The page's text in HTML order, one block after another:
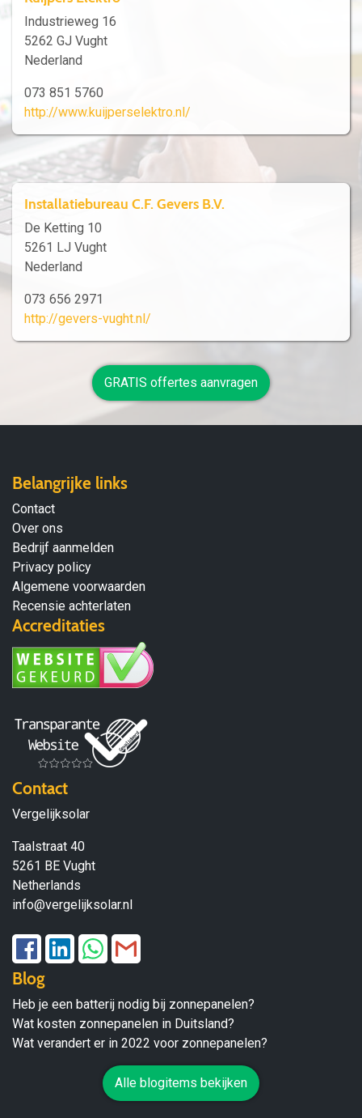
Industrieweg 16
5262 GJ Vught
Nederland
073 851 5760
http://www.kuijperselektro.nl/
Installatiebureau C.F. Gevers B.V.
De Ketting 10
5261 LJ Vught
Nederland
073 656 2971
http://gevers-vught.nl/
GRATIS offertes aanvragen
Belangrijke links
Contact
Over ons
Bedrijf aanmelden
Privacy policy
Algemene voorwaarden
Recensie achterlaten
Accreditaties
Contact
Vergelijksolar
Taalstraat 40
5261 BE Vught
Netherlands
info@vergelijksolar.nl
Blog
Heb je een batterij nodig bij zonnepanelen?
Wat kosten zonnepanelen in Duitsland?
Wat verandert er in 2022 voor zonnepanelen?
Alle blogitems bekijken